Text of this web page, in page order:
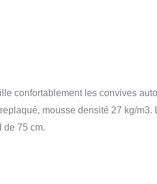
confortablement les convives
mousse densité 27 kg/
de 75 cm.